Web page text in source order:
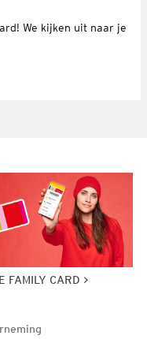
We kijken uit naar je
FAMILY CARD